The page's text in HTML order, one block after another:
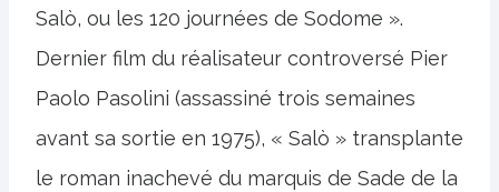
Salò, ou les 120 journées de Sodome ».
Dernier film du réalisateur controversé Pier
Paolo Pasolini (assassiné trois semaines
avant sa sortie en 1975), « Salò » transplante
le roman inachevé du marquis de Sade de la